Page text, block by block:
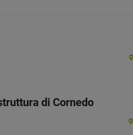
di Cornedo